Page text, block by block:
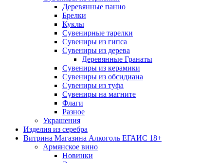
Деревянные панно
Брелки
Куклы
Сувенирные тарелки
Сувениры из гипса
Сувениры из дерева
Деревянные Гранаты
Сувениры из керамики
Сувениры из обсидиана
Сувениры из туфа
Сувениры на магните
Флаги
Разное
Украшения
Изделия из серебра
Витрина Магазина Алкоголь ЕГАИС 18+
Армянское вино
Новинки